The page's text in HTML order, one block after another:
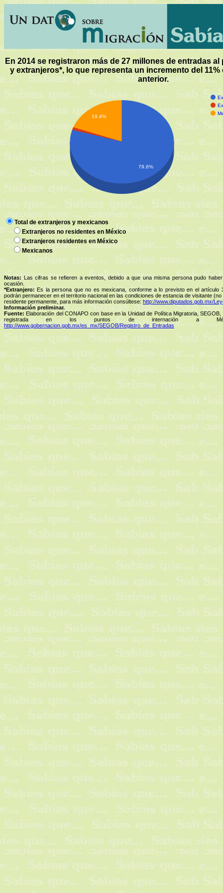
En 2014 se registraron más de 27 millones de entradas
y extranjeros*, lo que representa un incremento del
anterior.
19.4%
79.6%
Total de extranjeros y mexicanos
Extranjeros no residentes en México
Extranjeros residentes en México
Mexicanos
Notas: Las cifras se refieren a eventos, debido a que una misma persona pudo
ocasión.
*Extranjero: Es la persona que no es mexicana, conforme a lo previsto en el artículo
podrán permanecer en el territorio nacional en las condiciones de estancia de visitante
residente permanente, para más información consúltese: http://www.diputados.gob.mx/
Información preliminar.
Fuente: Elaboración del CONAPO con base en la Unidad de Política Migratoria,
registrada en los puntos de internación a
http://www.gobernacion.gob.mx/es_mx/SEGOB/Registro_de_Entradas